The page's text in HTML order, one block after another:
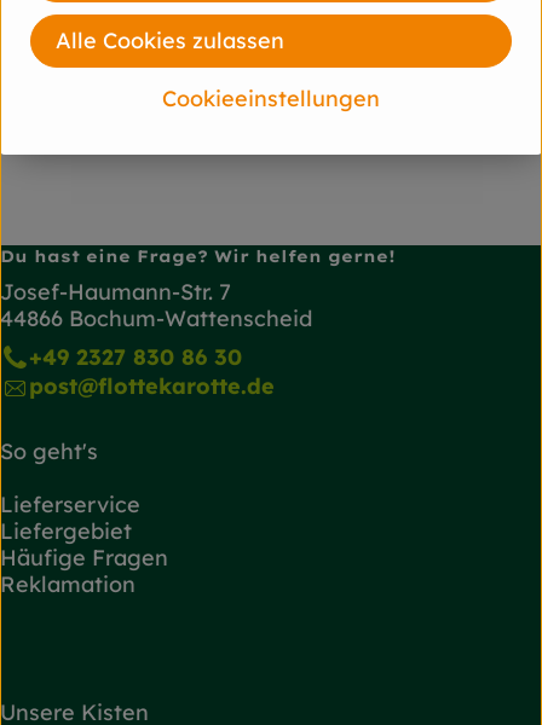
Du hast eine Frage? Wir helfen gerne!
Josef-Haumann-Str. 7
44866 Bochum-Wattenscheid
+49 2327 830 86 30
post@flottekarotte.de
So geht's
Lieferservice
Liefergebiet
Häufige Fragen
Reklamation
Unsere Kisten
Cookieeinstellungen
Alle Cookies zulassen